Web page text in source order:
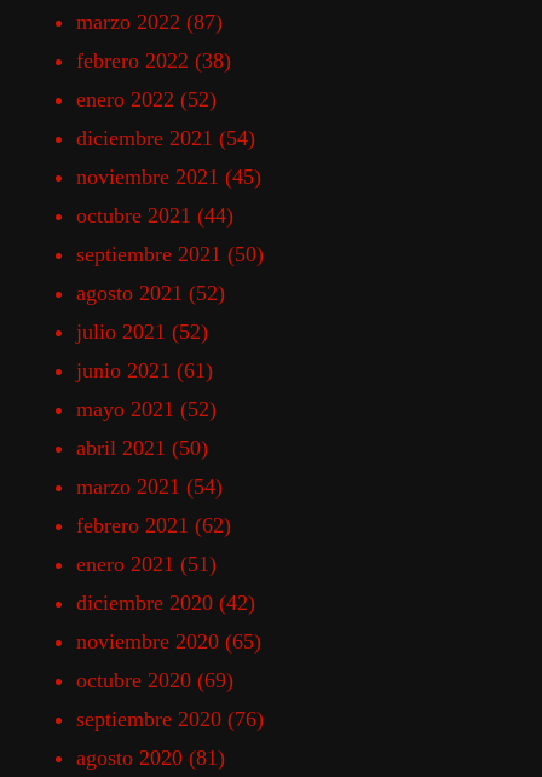
marzo 2022 (87)
febrero 2022 (38)
enero 2022 (52)
diciembre 2021 (54)
noviembre 2021 (45)
octubre 2021 (44)
septiembre 2021 (50)
agosto 2021 (52)
julio 2021 (52)
junio 2021 (61)
mayo 2021 (52)
abril 2021 (50)
marzo 2021 (54)
febrero 2021 (62)
enero 2021 (51)
diciembre 2020 (42)
noviembre 2020 (65)
octubre 2020 (69)
septiembre 2020 (76)
agosto 2020 (81)